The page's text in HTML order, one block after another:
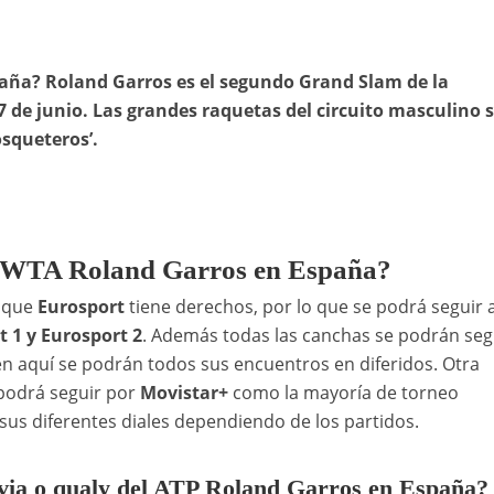
Roland Garros es el segundo Grand Slam de la
de junio. Las grandes raquetas del circuito masculino
Roland Garros en España?
Eurosporttiene derechos, por lo que se podrá seguir
1 y Eurosport 2. Además todas las canchas se podrán
aquí se podrán todos sus encuentros en diferidos. Otra
seguir por Movistar+como la mayoría de torneo
diferentes diales dependiendo de los partidos.
o qualy del ATP Roland Garros en España?